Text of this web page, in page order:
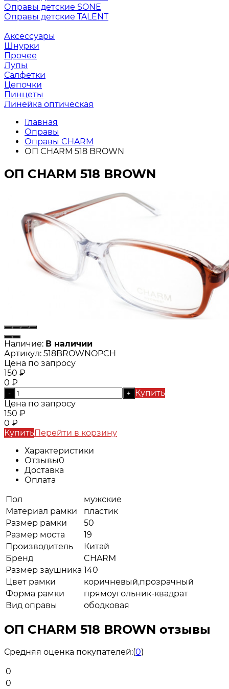
Оправы детские SONE
Оправы детские TALENT
Аксессуары
Шнурки
Прочее
Лупы
Салфетки
Цепочки
Пинцеты
Линейка оптическая
Главная
Оправы
Оправы CHARM
ОП CHARM 518 BROWN
ОП CHARM 518 BROWN
Наличие: В наличии
Артикул: 518BROWNOPCH
Цена по запросу
150 ₽
0 ₽
- +
Купить
Цена по запросу
150 ₽
0 ₽
КупитьПерейти в корзину
Характеристики
Отзывы0
Доставка
Оплата
Пол
мужские
Материал рамки
пластик
Размер рамки
50
Размер моста
19
Производитель
Китай
Бренд
CHARM
Размер заушника 140
Цвет рамки
коричневый,прозрачный
Форма рамки
прямоугольник-квадрат
Вид оправы
ободковая
ОП CHARM 518 BROWN отзывы
Средняя оценка покупателей:(0)
0
0